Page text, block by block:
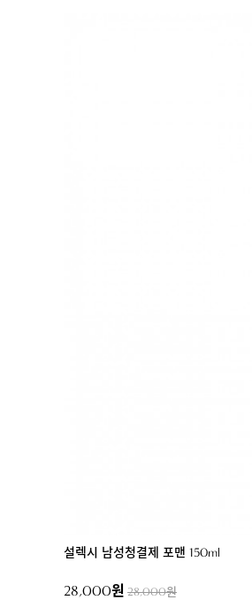
설렉시 남성청결제 포맨 150ml
28,000원 28,000원